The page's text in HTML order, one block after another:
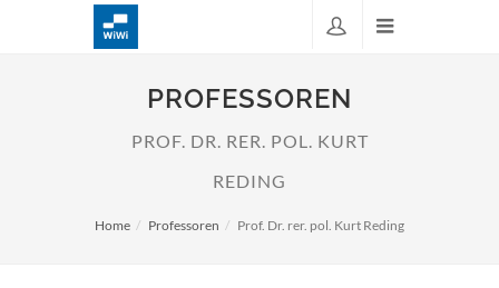
PROFESSOREN
PROF. DR. RER. POL. KURT
REDING
Home Professoren Prof. Dr. rer. pol. Kurt Reding